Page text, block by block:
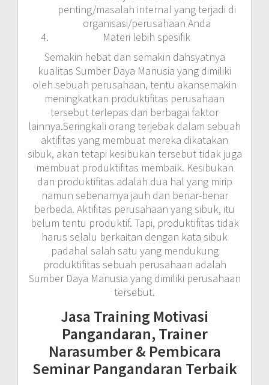
penting/masalah internal yang terjadi di
organisasi/perusahaan Anda
Materi lebih spesifik
Semakin hebat dan semakin dahsyatnya
kualitas Sumber Daya Manusia yang dimiliki
oleh sebuah perusahaan, tentu akansemakin
meningkatkan produktifitas perusahaan
tersebut terlepas dari berbagai faktor
lainnya.Seringkali orang terjebak dalam sebuah
aktifitas yang membuat mereka dikatakan
sibuk, akan tetapi kesibukan tersebut tidak juga
membuat produktifitas membaik. Kesibukan
dan produktifitas adalah dua hal yang mirip
namun sebenarnya jauh dan benar-benar
berbeda. Aktifitas perusahaan yang sibuk, itu
belum tentu produktif. Tapi, produktifitas tidak
harus selalu berkaitan dengan kata sibuk
padahal salah satu yang mendukung
produktifitas sebuah perusahaan adalah
Sumber Daya Manusia yang dimiliki perusahaan
tersebut.
Jasa Training Motivasi
Pangandaran, Trainer
Narasumber & Pembicara
Seminar Pangandaran Terbaik